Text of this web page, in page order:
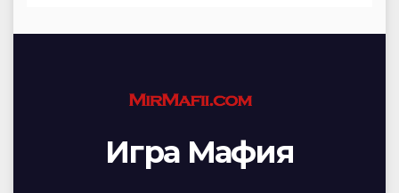
Игра Мафия